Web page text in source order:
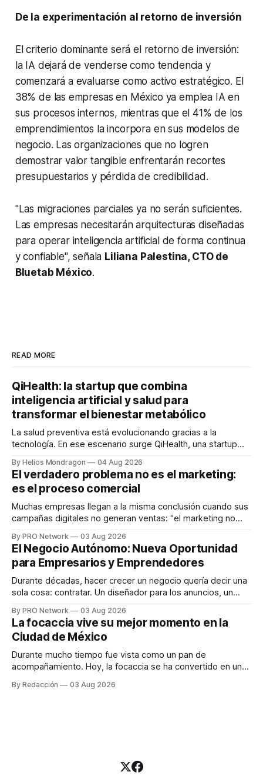
De la experimentación al retorno de inversión
El criterio dominante será el retorno de inversión:
la IA dejará de venderse como tendencia y
comenzará a evaluarse como activo estratégico. El
38% de las empresas en México ya emplea IA en
sus procesos internos, mientras que el 41% de los
emprendimientos la incorpora en sus modelos de
negocio. Las organizaciones que no logren
demostrar valor tangible enfrentarán recortes
presupuestarios y pérdida de credibilidad.
"Las migraciones parciales ya no serán suficientes.
Las empresas necesitarán arquitecturas diseñadas
para operar inteligencia artificial de forma continua
y confiable", señala Liliana Palestina, CTO de
Bluetab México.
READ MORE
QiHealth: la startup que combina
inteligencia artificial y salud para
transformar el bienestar metabólico
La salud preventiva está evolucionando gracias a la
tecnología. En ese escenario surge QiHealth, una startup
dispositivos inteligentes, inteligencia artificial y monitoreo
en tiempo real para ayudar a las personas a tomar mejores
decisiones sobre su salud metabólica. Su propuesta busca
responder
By Helios Mondragon 04 Aug 2026
El verdadero problema no es el marketing:
es el proceso comercial
Muchas empresas llegan a la misma conclusión cuando sus
campañas digitales no generan ventas: "el marketing no
INTERIUS, el problema suele estar en otro lugar. Durante
una entrevista para el podcast SER PRO, el especialista en
marketing digital explicó que
By PRO Network 03 Aug 2026
El Negocio Autónomo: Nueva Oportunidad
para Empresarios y Emprendedores
Durante décadas, hacer crecer un negocio quería decir una
sola cosa: contratar. Un diseñador para los anuncios, un
para los textos, alguien que supiera de publicidad digital
para encontrar prospectos, un vendedor para atender
llamadas y mensajes, y —con suerte— una persona
By PRO Network 03 Aug 2026
La focaccia vive su mejor momento en la
Ciudad de México
Durante mucho tiempo fue vista como un pan de
acompañamiento. Hoy, la focaccia se ha convertido en uno
artesanal, ingredientes de calidad y experiencias que
By Redacción 03 Aug 2026